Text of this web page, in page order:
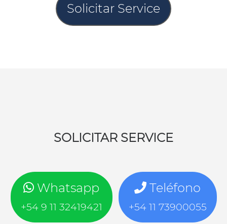
Solicitar Service
SOLICITAR SERVICE
Whatsapp
+54 9 11 32419421
Teléfono
+54 11 73900055